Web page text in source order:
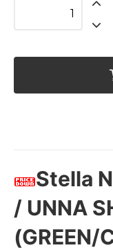
Stella
/ UNNA
(GREEN/